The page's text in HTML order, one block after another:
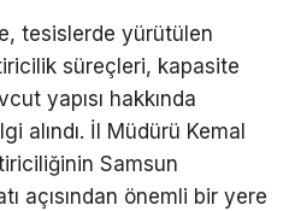
tesislerde yürütülen
süreçleri, kapasite
yapısı hakkında
alındı. İl Müdürü Kemal
Samsun
açısından önemli bir yere